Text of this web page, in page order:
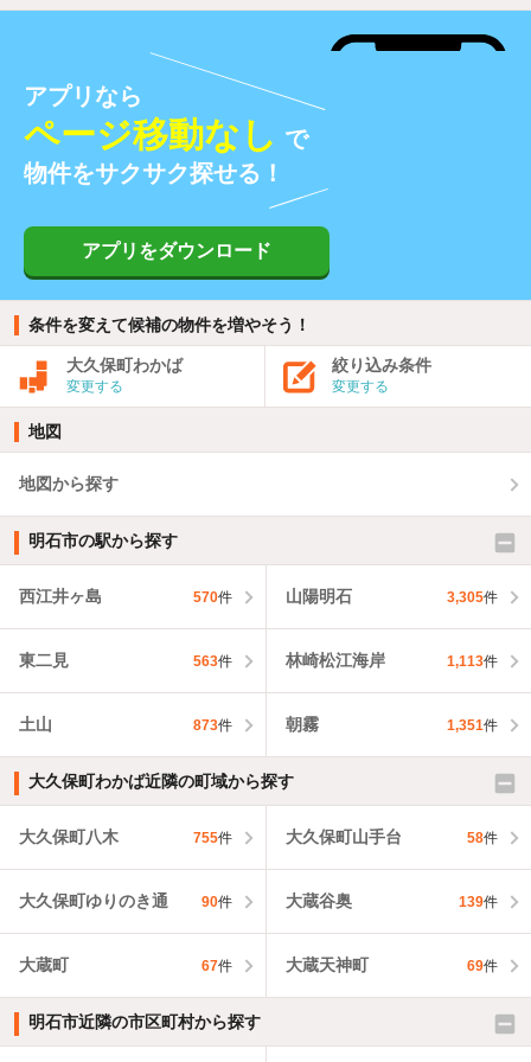
アプリなら
ページ移動なし で
物件をサクサク探せる！
アプリをダウンロード
条件を変えて候補の物件を増やそう！
大久保町わかば
変更する
絞り込み条件
変更する
地図
地図から探す
明石市の駅から探す
西江井ヶ島 570件 山陽明石 3,305件
東二見 563件 林崎松江海岸 1,113件
土山 873件 朝霧 1,351件
大久保町わかば近隣の町域から探す
大久保町八木 755件 大久保町山手台 58件
大久保町ゆりのき通 90件 大蔵谷奥 139件
大蔵町 67件 大蔵天神町 69件
明石市近隣の市区町村から探す